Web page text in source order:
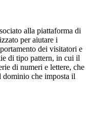
alla piattaforma di
per aiutare i
dei visitatori e
di tipo pattern, in cui il
di numeri e lettere, che
che imposta il